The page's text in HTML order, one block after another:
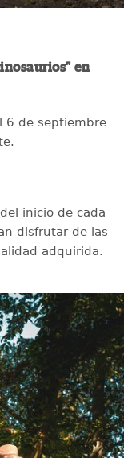
en
6 de septiembre
inicio de cada
disfrutar de las
adquirida.